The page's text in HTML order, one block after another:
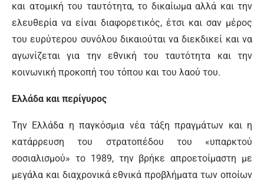
και ατομική του ταυτότητα, το δικαίωμα αλλά και την
ελευθερία να είναι διαφορετικός, έτσι και σαν μέρος
του ευρύτερου συνόλου δικαιούται να διεκδικεί και να
αγωνίζεται για την εθνική του ταυτότητα και την
κοινωνική προκοπή του τόπου και του λαού του.
Ελλάδα και περίγυρος
Την Ελλάδα η παγκόσμια νέα τάξη πραγμάτων και η
κατάρρευση του στρατοπέδου του «υπαρκτού
σοσιαλισμού» το 1989, την βρήκε απροετοίμαστη με
μεγάλα και διαχρονικά εθνικά προβλήματα των οποίων